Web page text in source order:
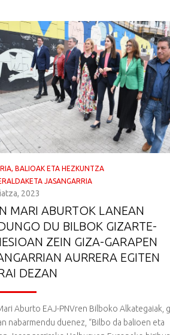
BALIOAK ETA HEZKUNTZA
JASANGARRIA
2023
MARI ABURTOK LANEAN
DU BILBOK GIZARTE-
ZEIN GIZA-GARAPEN
AURRERA EGITEN
DEZAN
Aburto EAJ-PNVren Bilboko Alkategaiak,
nabarmendu duenez, “Bilbo da balioen eta